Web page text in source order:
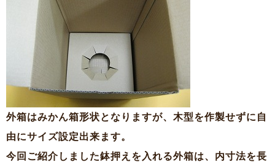
外箱はみかん箱形状となりますが、木型を作製せずに自
由にサイズ設定出来ます。
今回ご紹介しました鉢押えを入れる外箱は、内寸法を長